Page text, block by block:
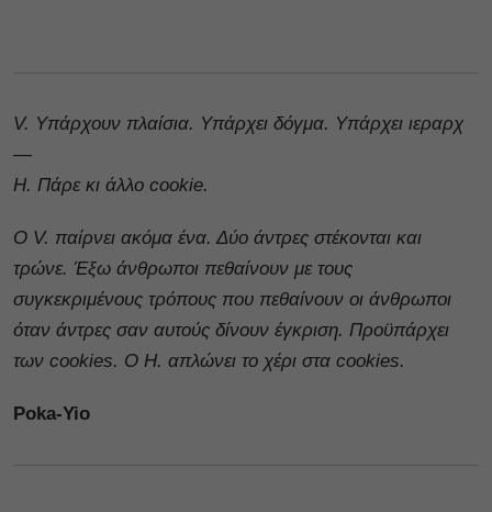
V. Υπάρχουν πλαίσια. Υπάρχει δόγμα. Υπάρχει ιεραρχ
—
H. Πάρε κι άλλο cookie.
Ο V. παίρνει ακόμα ένα. Δύο άντρες στέκονται και
τρώνε. Έξω άνθρωποι πεθαίνουν με τους
συγκεκριμένους τρόπους που πεθαίνουν οι άνθρωποι
όταν άντρες σαν αυτούς δίνουν έγκριση. Προϋπάρχει
των cookies. Ο H. απλώνει το χέρι στα cookies.
Poka-Yio